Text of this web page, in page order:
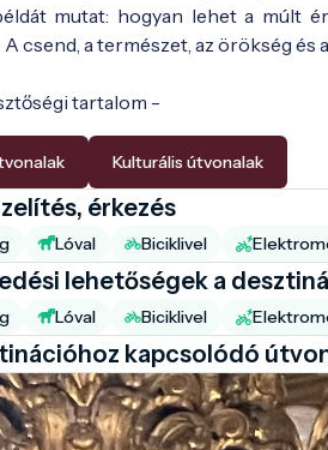
mutat: hogyan lehet a múlt
csend, a természet, az örökség
tartalom -
Kulturális útvonalak
érkezés
Lóval Biciklivel
lehetőségek a
Lóval Biciklivel
kapcsolódó